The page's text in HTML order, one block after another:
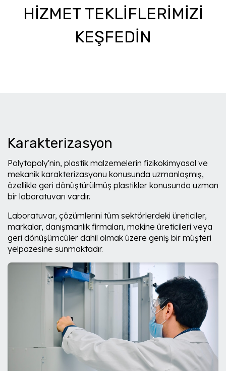
HIZMET TEKLIFLERIMIZI
KEŞFEDIN
Karakterizasyon
Polytopoly'nin, plastik malzemelerin fizikokimyasal ve
mekanik karakterizasyonu konusunda uzmanlaşmış,
özellikle geri dönüştürülmüş plastikler konusunda uzman
bir laboratuvarı vardır.
Laboratuvar, çözümlerini tüm sektörlerdeki üreticiler,
markalar, danışmanlık firmaları, makine üreticileri veya
geri dönüşümcüler dahil olmak üzere geniş bir müşteri
yelpazesine sunmaktadır.